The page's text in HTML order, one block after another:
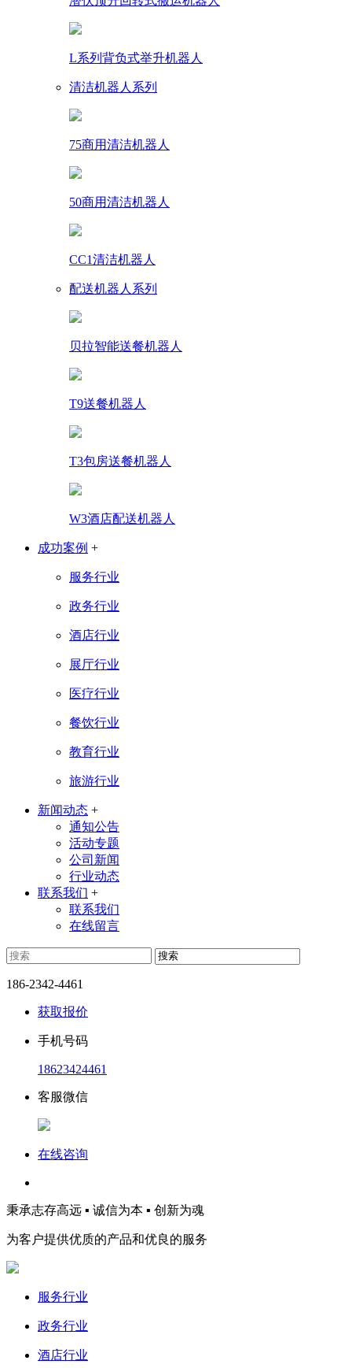
L系列背负式举升机器人
清洁机器人系列
75商用清洁机器人
50商用清洁机器人
CC1清洁机器人
配送机器人系列
贝拉智能送餐机器人
T9送餐机器人
T3包房送餐机器人
W3酒店配送机器人
成功案例 +
服务行业
政务行业
酒店行业
展厅行业
医疗行业
餐饮行业
教育行业
旅游行业
新闻动态 +
通知公告
活动专题
公司新闻
行业动态
联系我们 +
联系我们
在线留言
186-2342-4461
获取报价
手机号码
18623424461
客服微信
在线咨询
秉承志存高远 ▪ 诚信为本 ▪ 创新为魂
为客户提供优质的产品和优良的服务
服务行业
政务行业
酒店行业